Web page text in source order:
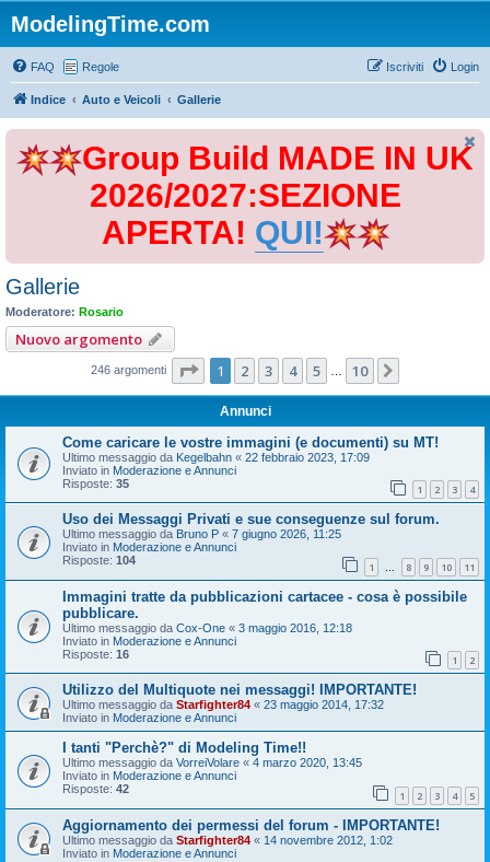
ModelingTime.com
FAQ Regole Login
Iscriviti
Indice Auto e Veicoli Gallerie
Group Build MADE IN UK
2026/2027:SEZIONE
APERTA! QUI!
Gallerie
Moderatore: Rosario
Nuovo argomento
246 argomenti Pagina di 10
1 2 3 4 5 10
Annunci
Come caricare le vostre immagini (e documenti) su MT!
Ultimo messaggio da Kegelbahn « 22 febbraio 2023, 17:09
Inviato in Moderazione e Annunci
Risposte: 35 1 2 3 4
Uso dei Messaggi Privati e sue conseguenze sul forum.
Ultimo messaggio da Bruno P « 7 giugno 2026, 11:25
Inviato in Moderazione e Annunci
Risposte: 104 1 … 8 9 10 11
Immagini tratte da pubblicazioni cartacee - cosa è possibile
pubblicare.
Ultimo messaggio da Cox-One « 3 maggio 2016, 12:18
Inviato in Moderazione e Annunci
Risposte: 16 1 2
Utilizzo del Multiquote nei messaggi! IMPORTANTE!
Ultimo messaggio da Starfighter84 « 23 maggio 2014, 17:32
Inviato in Moderazione e Annunci
I tanti "Perchè?" di Modeling Time!!
Ultimo messaggio da VorreiVolare « 4 marzo 2020, 13:45
Inviato in Moderazione e Annunci
Risposte: 42 1 2 3 4 5
Aggiornamento dei permessi del forum - IMPORTANTE!
Ultimo messaggio da Starfighter84 « 14 novembre 2012, 1:02
Inviato in Moderazione e Annunci